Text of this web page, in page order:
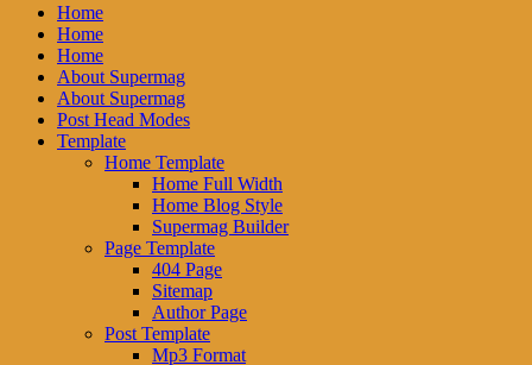
Home
Home
Home
About Supermag
About Supermag
Post Head Modes
Template
Home Template
Home Full Width
Home Blog Style
Supermag Builder
Page Template
404 Page
Sitemap
Author Page
Post Template
Mp3 Format